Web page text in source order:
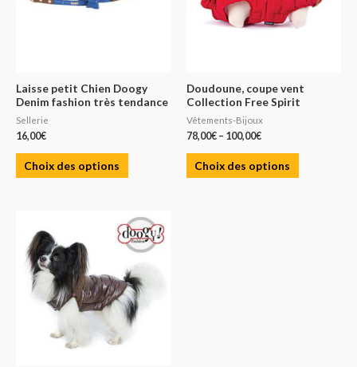
Laisse petit Chien Doogy
Denim fashion très tendance
Sellerie
16,00€
Choix des options
Doudoune, coupe vent
Collection Free Spirit
Vêtements-Bijoux
78,00€ – 100,00€
Choix des options